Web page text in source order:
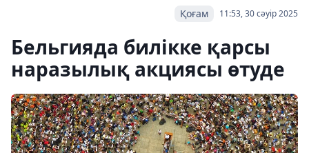
11:53, 30 сәуір 2025
Қоғам
Бельгияда билікке қарсы
наразылық акциясы өтуде